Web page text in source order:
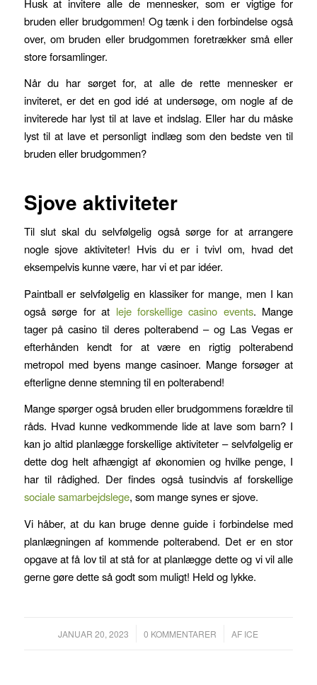
bruden eller brudgommen! Og tænk i den forbindelse også
over, om bruden eller brudgommen foretrækker små eller
store forsamlinger.
Når du har sørget for, at alle de rette mennesker er
inviteret, er det en god idé at undersøge, om nogle af de
inviterede har lyst til at lave et indslag. Eller har du måske
lyst til at lave et personligt indlæg som den bedste ven til
bruden eller brudgommen?
Sjove aktiviteter
Til slut skal du selvfølgelig også sørge for at arrangere
nogle sjove aktiviteter! Hvis du er i tvivl om, hvad det
eksempelvis kunne være, har vi et par idéer.
Paintball er selvfølgelig en klassiker for mange, men I kan
også sørge for at leje forskellige casino events. Mange
tager på casino til deres polterabend – og Las Vegas er
efterhånden kendt for at være en rigtig polterabend
metropol med byens mange casinoer. Mange forsøger at
efterligne denne stemning til en polterabend!
Mange spørger også bruden eller brudgommens forældre til
råds. Hvad kunne vedkommende lide at lave som barn? I
kan jo altid planlægge forskellige aktiviteter – selvfølgelig er
dette dog helt afhængigt af økonomien og hvilke penge, I
har til rådighed. Der findes også tusindvis af forskellige
sociale samarbejdslege, som mange synes er sjove.
Vi håber, at du kan bruge denne guide i forbindelse med
planlægningen af kommende polterabend. Det er en stor
opgave at få lov til at stå for at planlægge dette og vi vil alle
gerne gøre dette så godt som muligt! Held og lykke.
JANUAR 20, 2023
/ 0 KOMMENTARER
/ AF ICE